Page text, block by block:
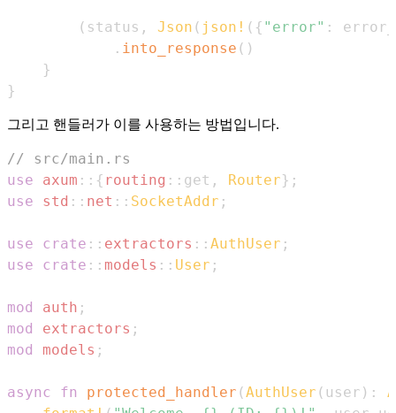
( status , Json ( json! ( { "error" :
. into_response ( )
}
}
그리고 핸들러가 이를 사용하는 방법입니다.
// src/main.rs
use
axum :: { routing :: get , Router} ;
use
std :: net :: SocketAddr ;
use crate :: extractors :: AuthUser ;
use
crate :: models :: User ;
mod auth ;
mod
extractors ;
mod
models ;
async fn protected_handler (AuthUser ( user ) :